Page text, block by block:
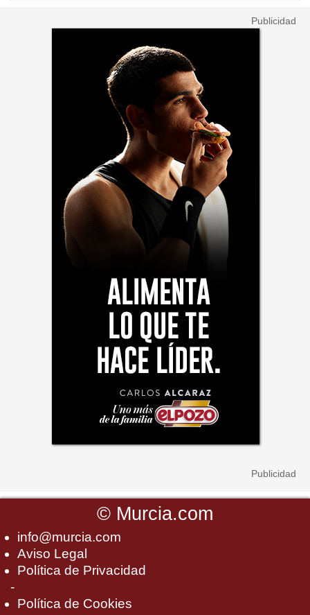
© Murcia.com
info@murcia.com
Aviso Legal
Política de Privacidad
-
Política de Cookies